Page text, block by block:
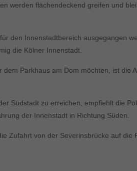
werden flächendeckend greifen und
den Innenstadtbereich ausgegangen
die Kölner Innenstadt.
Parkhaus am Dom möchten, ist
Südstadt zu erreichen, empfiehlt die
der Innenstadt in Richtung Süden.
Zufahrt von der Severinsbrücke auf die